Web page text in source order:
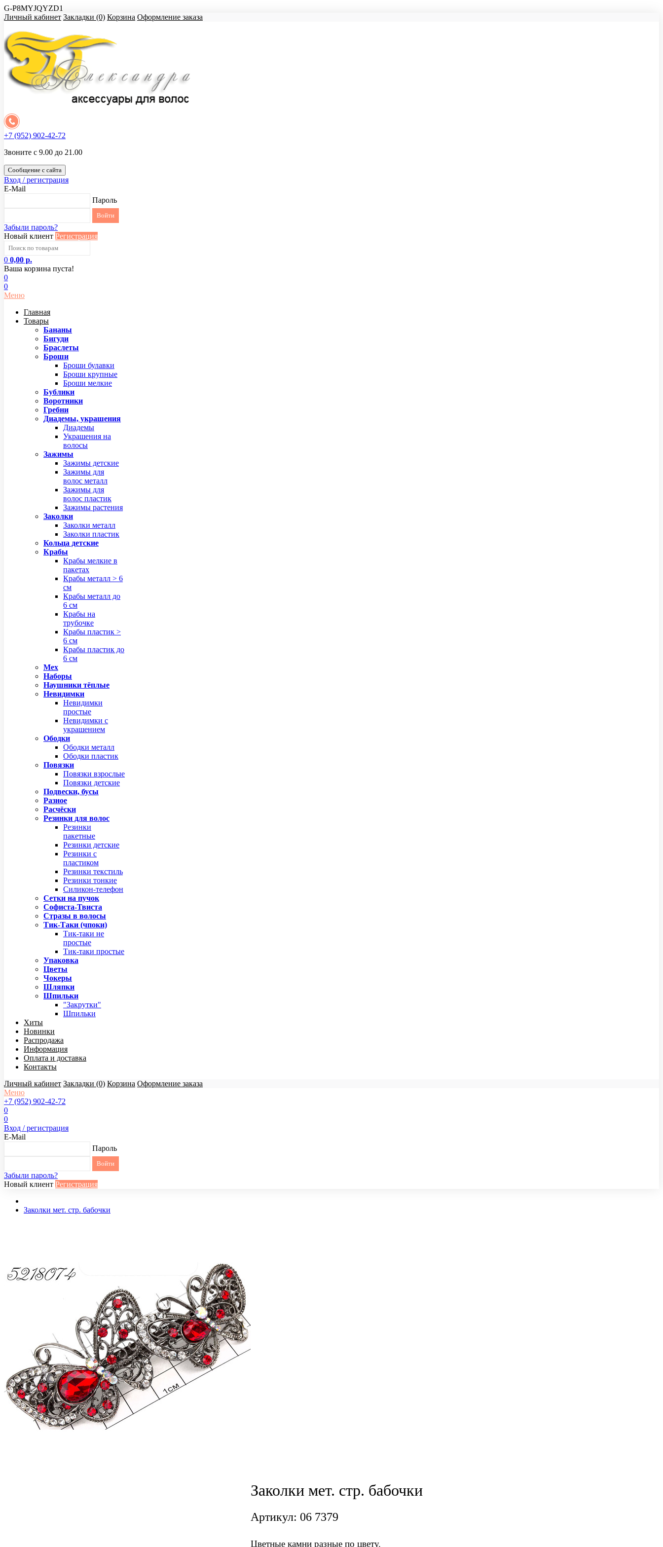
G-P8MYJQYZD1
Личный кабинет Закладки (0) Корзина Оформление заказа
+7 (952) 902-42-72
Звоните с 9.00 до 21.00
Сообщение с сайта
Вход / регистрация
E-Mail
Пароль
Забыли пароль?
Новый клиент Регистрация
0 0,00 р.
Ваша корзина пуста!
0
0
Меню
Главная
Товары
Бананы
Бигуди
Браслеты
Броши
Броши булавки
Броши крупные
Броши мелкие
Бублики
Воротники
Гребни
Диадемы, украшения
Диадемы
Украшения на
волосы
Зажимы
Зажимы детские
Зажимы для
волос металл
Зажимы для
волос пластик
Зажимы растения
Заколки
Заколки металл
Заколки пластик
Кольца детские
Крабы
Крабы мелкие в
пакетах
Крабы металл > 6
см
Крабы металл до
6 см
Крабы на
трубочке
Крабы пластик >
6 см
Крабы пластик до
6 см
Мех
Наборы
Наушники тёплые
Невидимки
Невидимки
простые
Невидимки с
украшением
Ободки
Ободки металл
Ободки пластик
Повязки
Повязки взрослые
Повязки детские
Подвески, бусы
Разное
Расчёски
Резинки для волос
Резинки
пакетные
Резинки детские
Резинки с
пластиком
Резинки текстиль
Резинки тонкие
Силикон-телефон
Сетки на пучок
Софиста-Твиста
Стразы в волосы
Тик-Таки (чпоки)
Тик-таки не
простые
Тик-таки простые
Упаковка
Цветы
Чокеры
Шляпки
Шпильки
"Закрутки"
Шпильки
Хиты
Новинки
Распродажа
Информация
Оплата и доставка
Контакты
Личный кабинет Закладки (0) Корзина Оформление заказа
Меню
+7 (952) 902-42-72
0
0
Вход / регистрация
E-Mail
Пароль
Забыли пароль?
Новый клиент Регистрация
Заколки мет. стр. бабочки
Заколки мет. стр. бабочки
Артикул: 06 7379
Цветные камни разные по цвету.